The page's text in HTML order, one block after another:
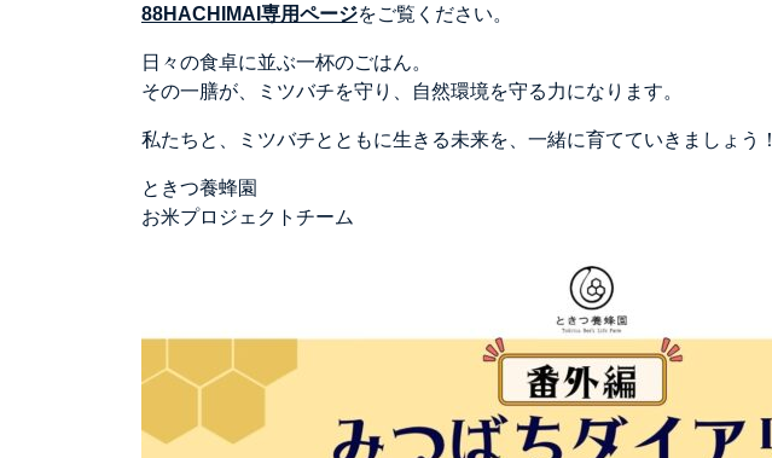
88HACHIMAI専用ページをご覧ください。
日々の食卓に並ぶ一杯のごはん。
その一膳が、ミツバチを守り、自然環境を守る力になります。
私たちと、ミツバチとともに生きる未来を、一緒に育てていきましょう！
ときつ養蜂園
お米プロジェクトチーム